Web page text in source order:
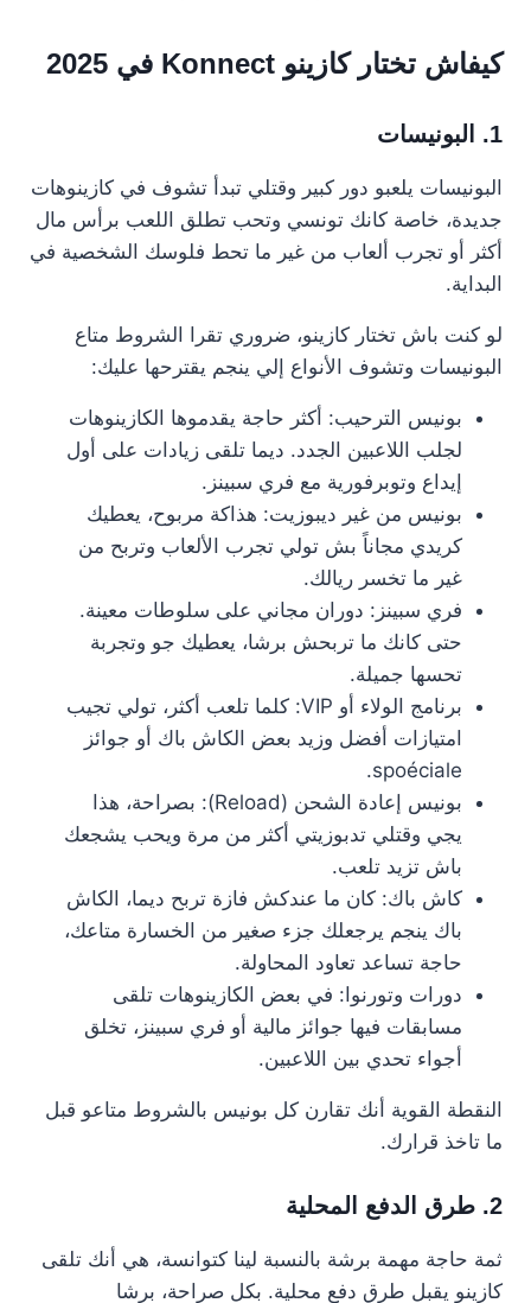
كيفاش تختار كازينو Konnect في 2025
1. البونيسات
البونيسات يلعبو دور كبير وقتلي تبدأ تشوف في كازينوهات
جديدة، خاصة كانك تونسي وتحب تطلق اللعب برأس مال
أكثر أو تجرب ألعاب من غير ما تحط فلوسك الشخصية في
البداية.
لو كنت باش تختار كازينو، ضروري تقرا الشروط متاع
البونيسات وتشوف الأنواع إلي ينجم يقترحها عليك:
بونيس الترحيب: أكثر حاجة يقدموها الكازينوهات
لجلب اللاعبين الجدد. ديما تلقى زيادات على أول
إيداع وتوبرفورية مع فري سبينز.
بونيس من غير ديبوزيت: هذاكة مربوح، يعطيك
كريدي مجاناً بش تولي تجرب الألعاب وتربح من
غير ما تخسر ريالك.
فري سبينز: دوران مجاني على سلوطات معينة.
حتى كانك ما تربحش برشا، يعطيك جو وتجربة
تحسها جميلة.
برنامج الولاء أو VIP: كلما تلعب أكثر، تولي تجيب
امتيازات أفضل وزيد بعض الكاش باك أو جوائز
spoéciale.
بونيس إعادة الشحن (Reload): بصراحة، هذا
يجي وقتلي تدبوزيتي أكثر من مرة ويحب يشجعك
باش تزيد تلعب.
كاش باك: كان ما عندكش فازة تربح ديما، الكاش
باك ينجم يرجعلك جزء صغير من الخسارة متاعك،
حاجة تساعد تعاود المحاولة.
دورات وتورنوا: في بعض الكازينوهات تلقى
مسابقات فيها جوائز مالية أو فري سبينز، تخلق
أجواء تحدي بين اللاعبين.
النقطة القوية أنك تقارن كل بونيس بالشروط متاعو قبل
ما تاخذ قرارك.
2. طرق الدفع المحلية
ثمة حاجة مهمة برشة بالنسبة لينا كتوانسة، هي أنك تلقى
كازينو يقبل طرق دفع محلية. بكل صراحة، برشا